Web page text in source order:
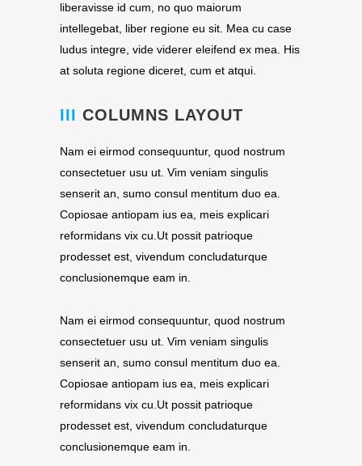
liberavisse id cum, no quo maiorum
intellegebat, liber regione eu sit. Mea cu case
ludus integre, vide viderer eleifend ex mea. His
at soluta regione diceret, cum et atqui.
III COLUMNS LAYOUT
Nam ei eirmod consequuntur, quod nostrum
consectetuer usu ut. Vim veniam singulis
senserit an, sumo consul mentitum duo ea.
Copiosae antiopam ius ea, meis explicari
reformidans vix cu.Ut possit patrioque
prodesset est, vivendum concludaturque
conclusionemque eam in.
Nam ei eirmod consequuntur, quod nostrum
consectetuer usu ut. Vim veniam singulis
senserit an, sumo consul mentitum duo ea.
Copiosae antiopam ius ea, meis explicari
reformidans vix cu.Ut possit patrioque
prodesset est, vivendum concludaturque
conclusionemque eam in.